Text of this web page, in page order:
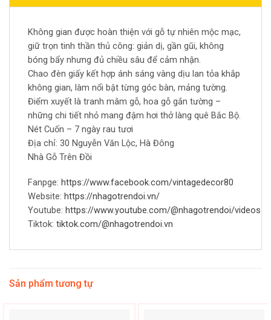
Không gian được hoàn thiện với gỗ tự nhiên mộc mạc,
giữ trọn tinh thần thủ công: giản dị, gần gũi, không
bóng bẩy nhưng đủ chiều sâu để cảm nhận.
Chao đèn giấy kết hợp ánh sáng vàng dịu lan tỏa khắp
không gian, làm nổi bật từng góc bàn, mảng tường.
Điểm xuyết là tranh mâm gỗ, hoa gỗ gắn tường –
những chi tiết nhỏ mang đậm hơi thở làng quê Bắc Bộ.
Nét Cuốn – 7 ngày rau tươi
Địa chỉ: 30 Nguyễn Văn Lộc, Hà Đông
Nhà Gỗ Trên Đồi
Fanpge: https://www.facebook.com/vintagedecor80
Website: https://nhagotrendoi.vn/
Youtube: https://www.youtube.com/@nhagotrendoi/videos
Tiktok: tiktok.com/@nhagotrendoi.vn
Sản phẩm tương tự